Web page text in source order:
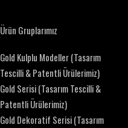
Ürün Gruplarımız
Gold Kulplu Modeller (Tasarım
Tescilli & Patentli Ürülerimiz)
Gold Serisi (Tasarım Tescilli &
Patentli Ürülerimiz)
Gold Dekoratif Serisi (Tasarım